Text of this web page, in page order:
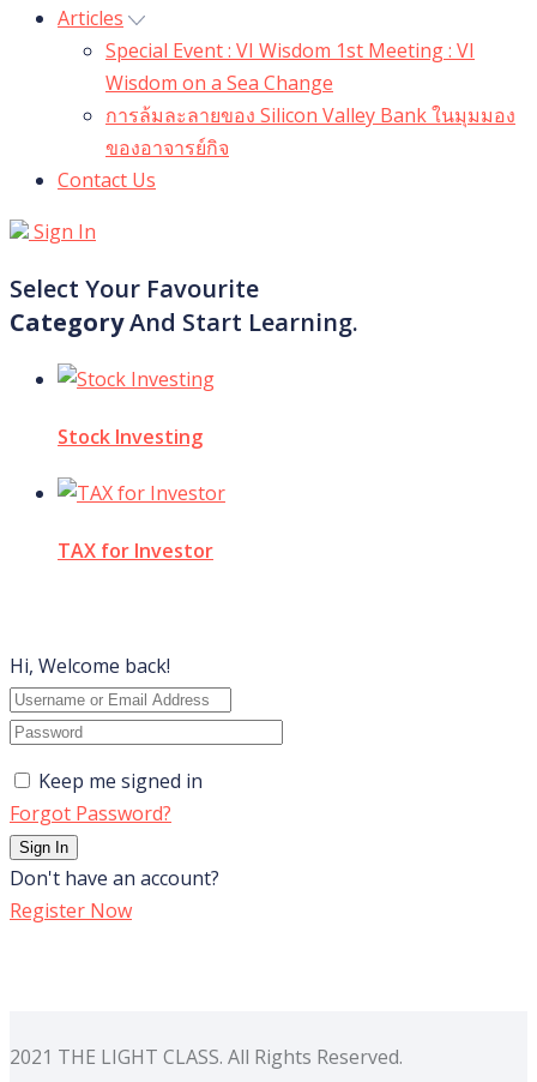
Articles
Special Event : VI Wisdom 1st Meeting : VI
Wisdom on a Sea Change
การล้มละลายของ Silicon Valley Bank ในมุมมอง
ของอาจารย์กิจ
Contact Us
Sign In
Select Your Favourite
CategoryAnd Start Learning.
Stock Investing
TAX for Investor
Hi, Welcome back!
Keep me signed in
Forgot Password?
Sign In
Don't have an account?
Register Now
2021 THE LIGHT CLASS. All Rights Reserved.